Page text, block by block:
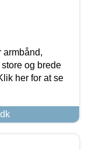
armbånd,
og brede
her for at se